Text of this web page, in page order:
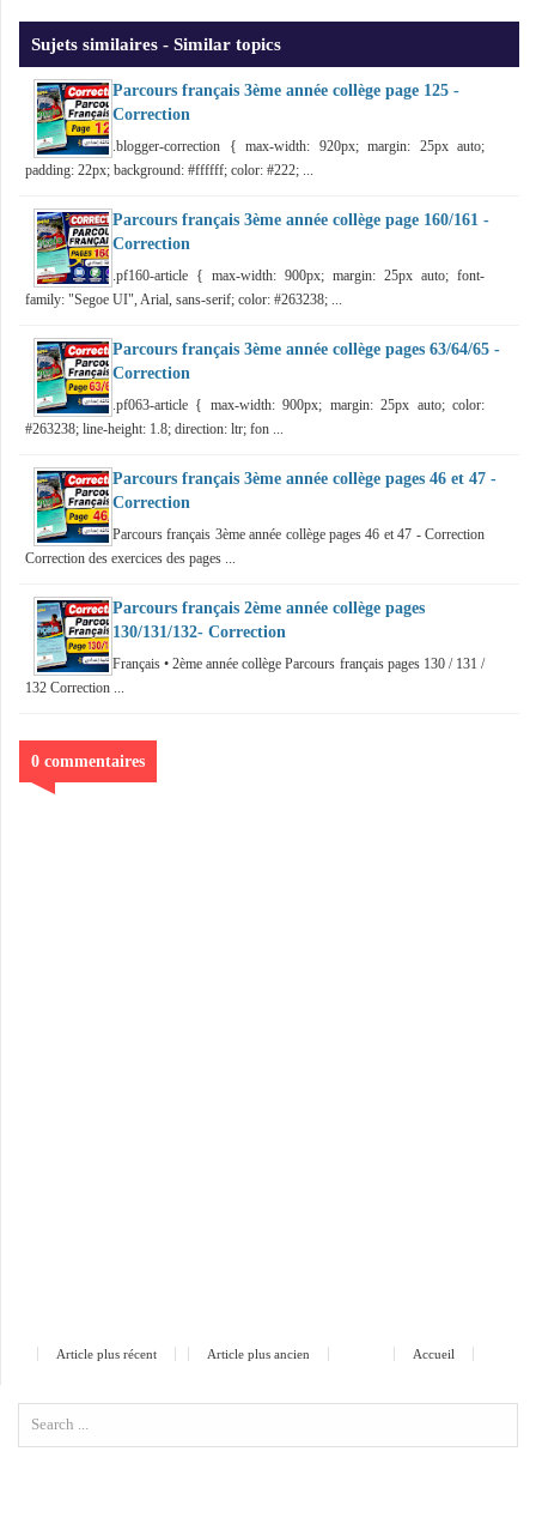
Sujets similaires - Similar topics
Parcours français 3ème année collège page 125 -
Correction
.blogger-correction { max-width: 920px; margin: 25px auto;
padding: 22px; background: #ffffff; color: #222; ...
Parcours français 3ème année collège page 160/161 -
Correction
.pf160-article { max-width: 900px; margin: 25px auto; font-
family: "Segoe UI", Arial, sans-serif; color: #263238; ...
Parcours français 3ème année collège pages 63/64/65 -
Correction
.pf063-article { max-width: 900px; margin: 25px auto; color:
#263238; line-height: 1.8; direction: ltr; fon ...
Parcours français 3ème année collège pages 46 et 47 -
Correction
Parcours français 3ème année collège pages 46 et 47 - Correction
Correction des exercices des pages ...
Parcours français 2ème année collège pages
130/131/132- Correction
Français • 2ème année collège Parcours français pages 130 / 131 /
132 Correction ...
0 commentaires
Article plus récent Article plus ancien Accueil